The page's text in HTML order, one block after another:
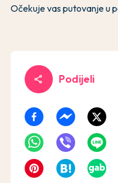
Očekuje vas putovanje u
share Podijeli